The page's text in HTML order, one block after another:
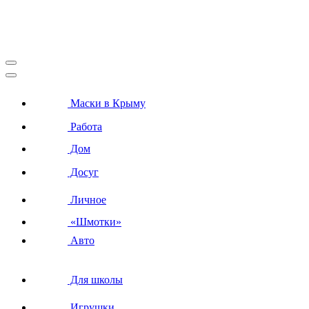
Маски в Крыму
Работа
Дом
Досуг
Личное
«Шмотки»
Авто
Для школы